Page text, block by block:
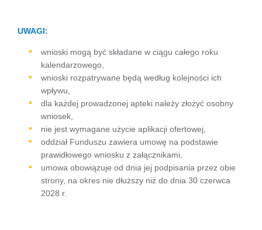
UWAGI:
wnioski mogą być składane w ciągu całego roku
kalendarzowego,
wnioski rozpatrywane będą według kolejności ich
wpływu,
dla każdej prowadzonej apteki należy złożyć osobny
wniosek,
nie jest wymagane użycie aplikacji ofertowej,
oddział Funduszu zawiera umowę na podstawie
prawidłowego wniosku z załącznikami,
umowa obowiązuje od dnia jej podpisania przez obie
strony, na okres nie dłuższy niż do dnia 30 czerwca
2028 r.